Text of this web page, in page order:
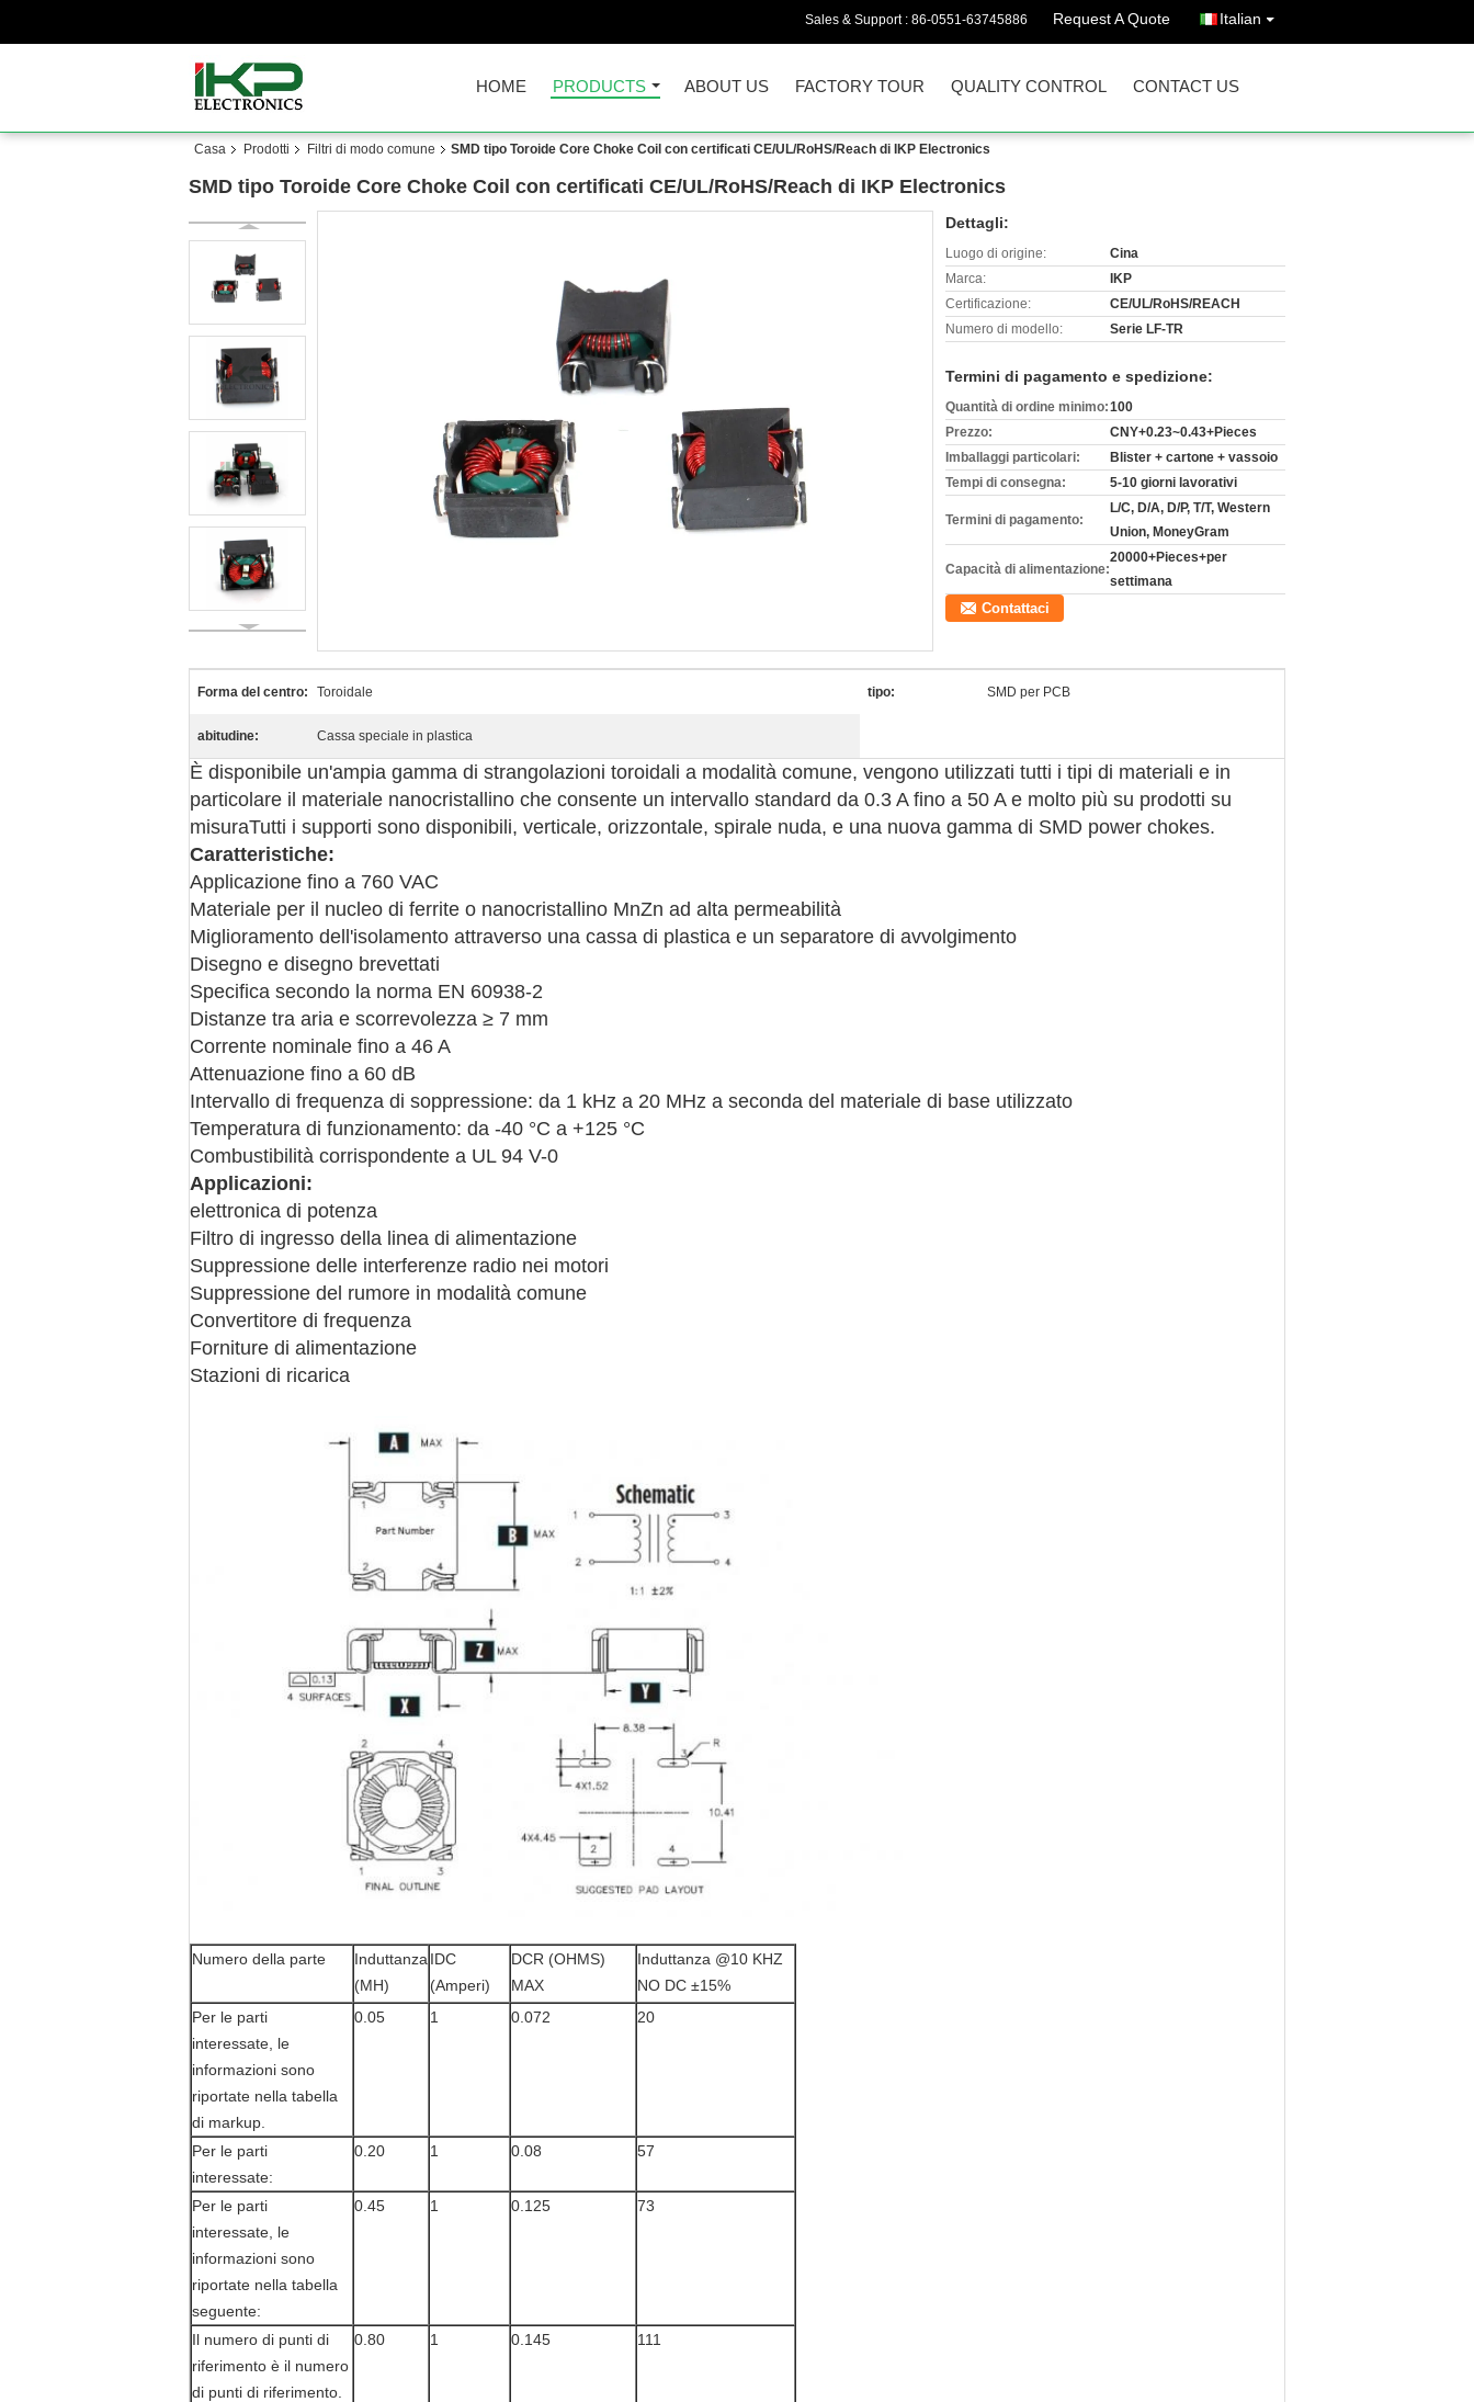
Sales & Support : 86-0551-63745886 Request A Quote Italian
HOME PRODUCTS ABOUT US FACTORY TOUR QUALITY CONTROL CONTACT US
Casa Prodotti Filtri di modo comune SMD tipo Toroide Core Choke Coil con certificati CE/UL/RoHS/Reach di IKP Electronics
SMD tipo Toroide Core Choke Coil con certificati CE/UL/RoHS/Reach di IKP Electronics
Dettagli:
Luogo di origine:
Cina
Marca:
IKP
Certificazione:
CE/UL/RoHS/REACH
Numero di modello:
Serie LF-TR
Termini di pagamento e spedizione:
Quantità di ordine minimo:100
Prezzo:
CNY+0.23~0.43+Pieces
Imballaggi particolari:
Blister + cartone + vassoio
Tempi di consegna:
5-10 giorni lavorativi
Termini di pagamento:
L/C, D/A, D/P, T/T, Western
Union, MoneyGram
Capacità di alimentazione:
20000+Pieces+per
settimana
Contattaci
Forma del centro: Toroidale tipo: SMD per PCB
abitudine: Cassa speciale in plastica
È disponibile un'ampia gamma di strangolazioni toroidali a modalità comune, vengono utilizzati tutti i tipi di materiali e in
particolare il materiale nanocristallino che consente un intervallo standard da 0.3 A fino a 50 A e molto più su prodotti su
misuraTutti i supporti sono disponibili, verticale, orizzontale, spirale nuda, e una nuova gamma di SMD power chokes.
Caratteristiche:
Applicazione fino a 760 VAC
Materiale per il nucleo di ferrite o nanocristallino MnZn ad alta permeabilità
Miglioramento dell'isolamento attraverso una cassa di plastica e un separatore di avvolgimento
Disegno e disegno brevettati
Specifica secondo la norma EN 60938-2
Distanze tra aria e scorrevolezza ≥ 7 mm
Corrente nominale fino a 46 A
Attenuazione fino a 60 dB
Intervallo di frequenza di soppressione: da 1 kHz a 20 MHz a seconda del materiale di base utilizzato
Temperatura di funzionamento: da -40 °C a +125 °C
Combustibilità corrispondente a UL 94 V-0
Applicazioni:
elettronica di potenza
Filtro di ingresso della linea di alimentazione
Suppressione delle interferenze radio nei motori
Suppressione del rumore in modalità comune
Convertitore di frequenza
Forniture di alimentazione
Stazioni di ricarica
Numero della parte
Induttanza
(MH)
IDC
(Amperi)
DCR (OHMS)
MAX
Induttanza @10 KHZ
NO DC ±15%
Per le parti
interessate, le
informazioni sono
riportate nella tabella
di markup.
0.05 1 0.072 20
Per le parti
interessate:
0.20 1 0.08 57
Per le parti
interessate, le
informazioni sono
riportate nella tabella
seguente:
0.45 1 0.125 73
Il numero di punti di
riferimento è il numero
di punti di riferimento.
0.80 1 0.145 111